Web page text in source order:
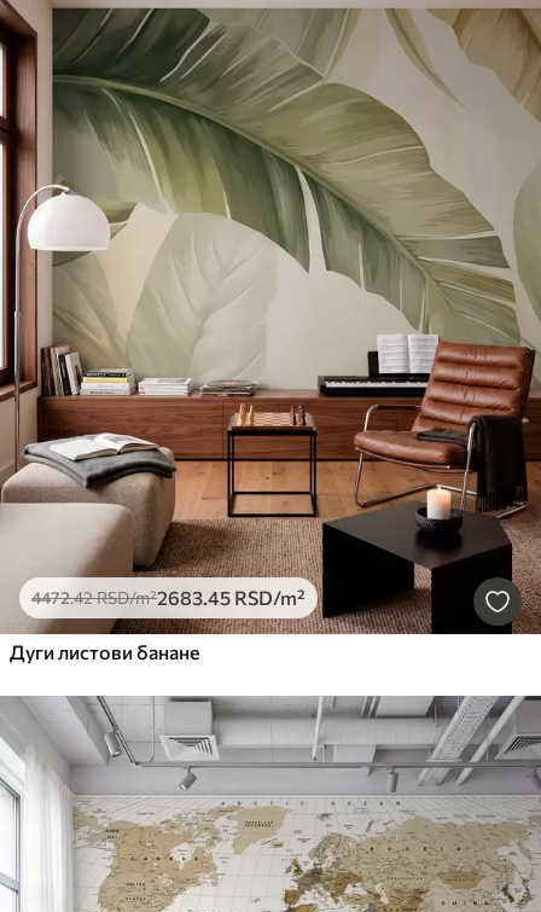
4472.42RSD/m²2683.45 RSD/m²
Дуги листови банане